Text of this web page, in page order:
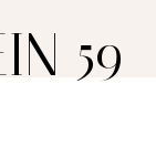
59